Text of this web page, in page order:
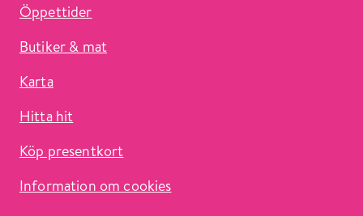
Öppettider
Butiker & mat
Karta
Hitta hit
Köp presentkort
Information om cookies